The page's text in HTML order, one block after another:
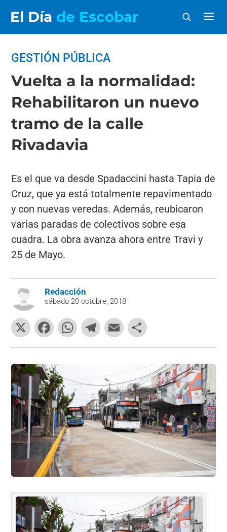
El Día de Escobar
GESTIÓN PÚBLICA
Vuelta a la normalidad:
Rehabilitaron un nuevo
tramo de la calle
Rivadavia
Es el que va desde Spadaccini hasta Tapia de
Cruz, que ya está totalmente repavimentado
y con nuevas veredas. Además, reubicaron
varias paradas de colectivos sobre esa
cuadra. La obra avanza ahora entre Travi y
25 de Mayo.
Redacción
sábado 20 octubre, 2018
X
F
a
c
e
b
o
o
k
W
h
p
p
T
el
gr
a
m
E
m
l
o
p
ar
tir